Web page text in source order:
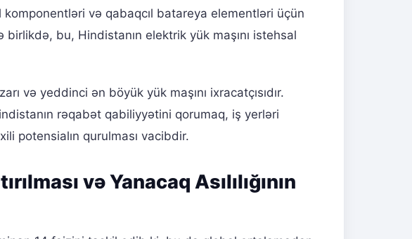
və qabaqcıl batareya elementləri üçün
bu, Hindistanın elektrik yük maşını istehsal
və yeddinci ən böyük yük maşını ixracatçısıdır.
rəqabət qabiliyyətini qorumaq, iş yerləri
potensialın qurulması vacibdir.
və Yanacaq Asılılığının